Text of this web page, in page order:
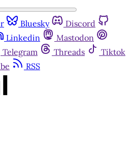
Bluesky
Discord
Linkedin
Mastodon
Telegram Threads
Tiktok
RSS